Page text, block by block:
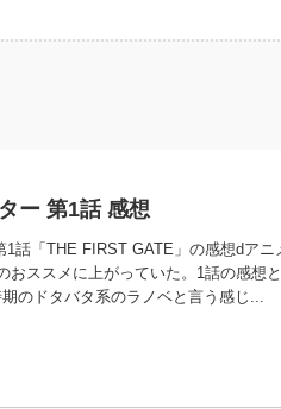
ー 第1話 感想
1話「THE FIRST GATE」の感想dア
おススメに上がっていた。1話の感想
のドタバタ系のラノベと言う感じ...